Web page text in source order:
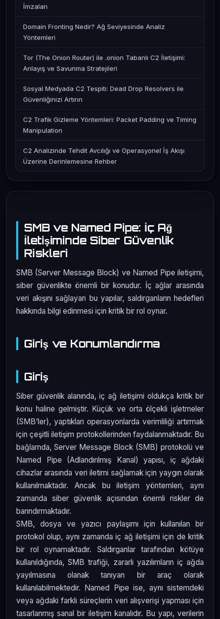
SMB ve Named Pipe: İç Ağ
İletişiminde Siber Güvenlik
Riskleri
SMB (Server Message Block) ve Named Pipe iletişimi,
siber güvenlikte önemli bir konudur. İç ağlar arasında
veri akışını sağlayan bu yapılar, saldırganların hedefleri
hakkında bilgi edinmesi için kritik bir rol oynar.
Giriş ve Konumlandırma
Giriş
Siber güvenlik alanında, iç ağ iletişimi oldukça kritik bir
konu haline gelmiştir. Küçük ve orta ölçekli işletmeler
(SMB’ler), yaptıkları operasyonlarda verimliliği artırmak
için çeşitli iletişim protokollerinden faydalanmaktadır. Bu
bağlamda, Server Message Block (SMB) protokolü ve
Named Pipe (Adlandırılmış Kanal) yapısı, iç ağdaki
cihazlar arasında veri iletimi sağlamak için yaygın olarak
kullanılmaktadır. Ancak bu iletişim yöntemleri, aynı
zamanda siber güvenlik açısından önemli riskler de
barındırmaktadır.
SMB, dosya ve yazıcı paylaşımı için kullanılan bir
protokol olup, aynı zamanda iç ağ iletişimi için de kritik
bir rol oynamaktadır. Saldırganlar tarafından kötüye
kullanıldığında, SMB trafiği, zararlı yazılımların iç ağda
yayılmasına olanak tanıyan bir araç olarak
kullanılabilmektedir. Named Pipe ise, aynı sistemdeki
veya ağdaki farklı süreçlerin veri alışverişi yapması için
tasarlanmış sanal bir iletişim kanalıdır. Bu yapı, verilerin
İmzaları
Domain Fronting Nedir? Ağ Seviyesinde Analiz
Yöntemleri
Tor (The Onion Router) ile .onion Tabanlı C2 İletişimi:
Anlayış ve Savunma Stratejileri
Sosyal Medyada C2 Tespiti: Dead Drop Resolvers ile
Güvenliğinizi Artırın
C2 Trafik Gizleme Yöntemleri: Packet Padding ve Timing
Manipulation
C2 Analizinde Tehdit Avcılığı ve Operasyonel İş Akışı
Üzerine Derinlemesine Rehber